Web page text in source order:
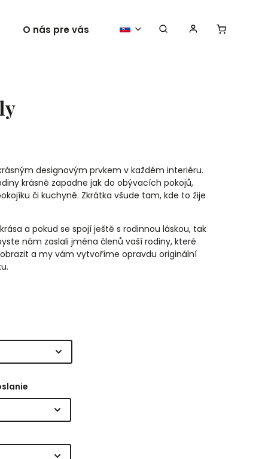
O nás pre vás Vaše plagáty
designovým prvkem v každém interiéru.
krásně zapadne jak do obývacích pokojů,
či kuchyně. Zkrátka všude tam, kde to žije
a pokud se spojí ještě s rodinnou láskou, tak
nám zaslali jména členů vaší rodiny, které
a my vám vytvoříme opravdu originální